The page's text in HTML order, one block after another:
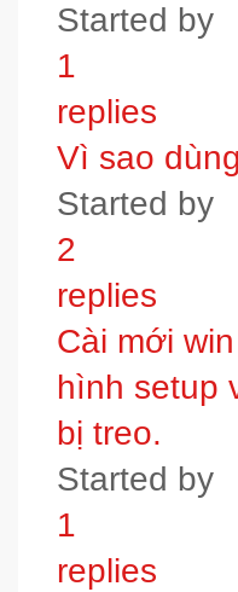
Started by
1
replies
Vì sao
Started by
2
replies
Cài mới
hình setup
bị treo.
Started by
1
replies